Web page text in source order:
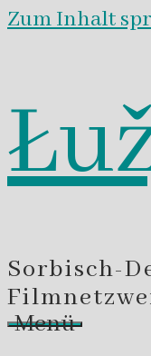
Zum Inhalt
Sorbisch-
Menü